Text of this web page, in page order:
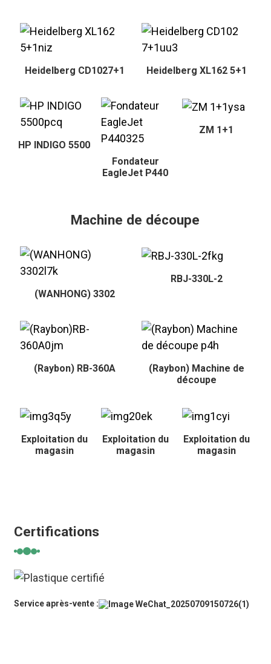
Heidelberg CD1027+1 Heidelberg XL162 5+1
HP INDIGO 5500
Fondateur
EagleJet P440
ZM 1+1
Machine de découpe
(WANHONG) 3302
RBJ-330L-2
(Raybon) RB-360A
(Raybon) Machine de
découpe
Exploitation du
magasin
Exploitation du
magasin
Exploitation du
magasin
Certifications
Service après-vente :